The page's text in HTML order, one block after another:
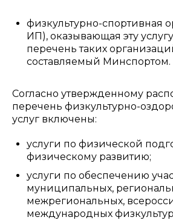
физкультурно-спортивная
ИП), оказывающая эту
перечень таких
составляемый Минспортом.
Согласно утвержденному
перечень физкультурно-
услуг включены:
услуги по физической
физическому развитию;
услуги по обеспечению
муниципальных,
межрегиональных,
международных